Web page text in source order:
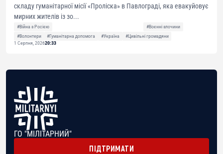
складу гуманітарної місії «Проліска» в Павлограді, яка евакуйовує
мирних жителів із зо...
#Війна з Росією
#Воєнні злочини
#Волонтери
#Гуманітарна допомога #Україна
#Цивільні громадяни
1 Серпня, 202620:33
ГО "МІЛІТАРНИЙ"
ПІДТРИМАТИ